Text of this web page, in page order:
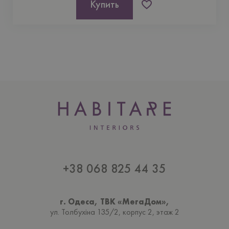
Купить
+38 068 825 44 35
г. Одеса, ТВК «МегаДом»,
ул. Толбухiна 135/2, корпус 2, этаж 2